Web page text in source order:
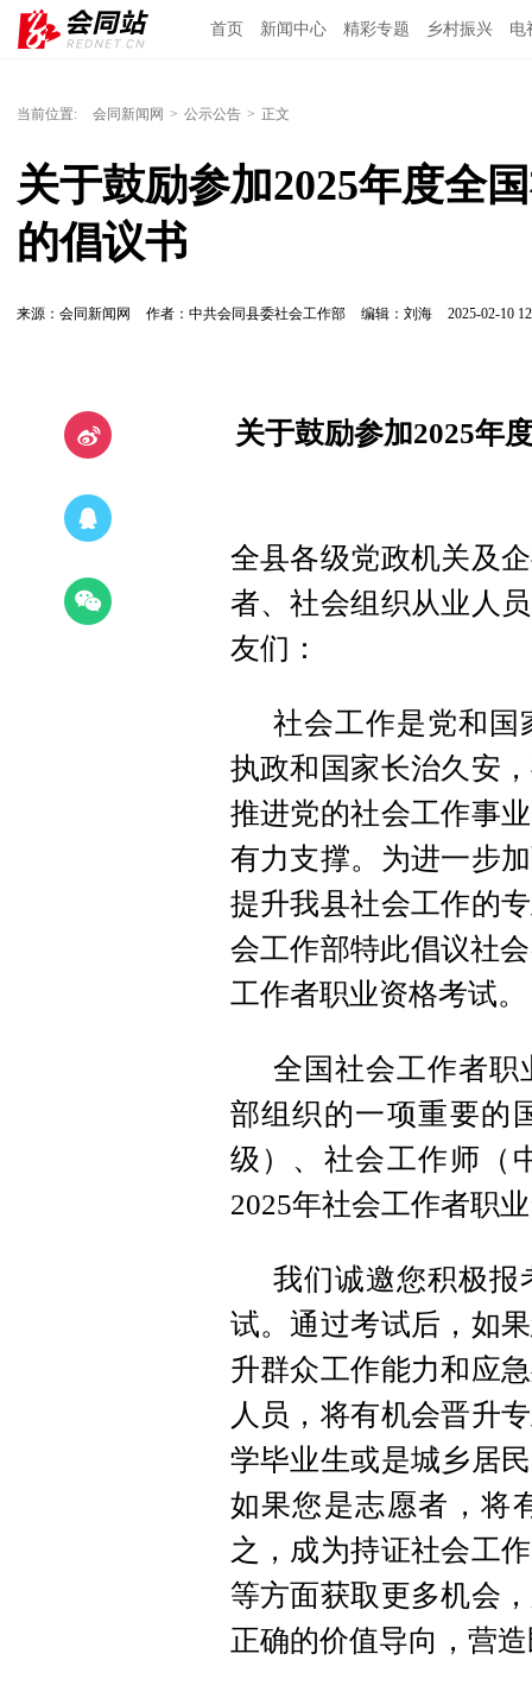
首页 新闻中心 精彩专题 乡村振兴 电
当前位置: 会同新闻网 > 公示公告 > 正文
关于鼓励参加2025年度全
的倡议书
来源：会同新闻网 作者：中共会同县委社会工作部 编辑：刘海 2025-02-10
关于鼓励参加2025年
全县各级党政机关及
者、社会组织从业人
友们：
社会工作是党和国
执政和国家长治久安
推进党的社会工作事
有力支撑。为进一步
提升我县社会工作的
会工作部特此倡议社
工作者职业资格考试。
全国社会工作者职
部组织的一项重要的
级）、社会工作师（
2025年社会工作者职
我们诚邀您积极报
试。通过考试后，如
升群众工作能力和应
人员，将有机会晋升
学毕业生或是城乡居
如果您是志愿者，将
之，成为持证社会工
等方面获取更多机会
正确的价值导向，营